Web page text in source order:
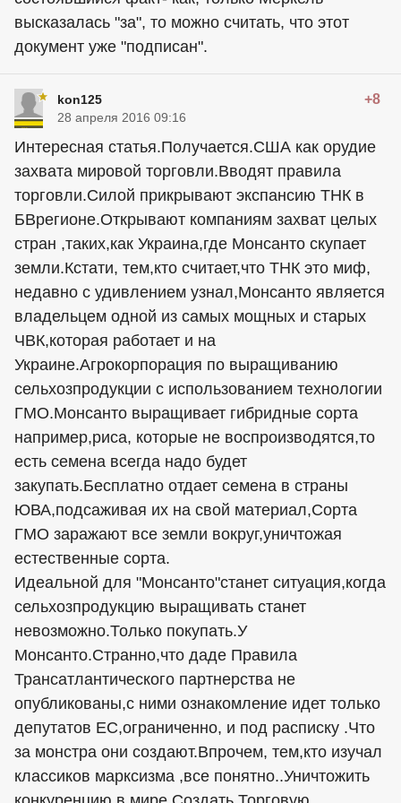
высказалась "за", то можно считать, что этот
документ уже "подписан".
kon125 +8
28 апреля 2016 09:16
Интересная статья.Получается.США как орудие
захвата мировой торговли.Вводят правила
торговли.Силой прикрывают экспансию ТНК в
БВрегионе.Открывают компаниям захват целых
стран ,таких,как Украина,где Монсанто скупает
земли.Кстати, тем,кто считает,что ТНК это миф,
недавно с удивлением узнал,Монсанто является
владельцем одной из самых мощных и старых
ЧВК,которая работает и на
Украине.Агрокорпорация по выращиванию
сельхозпродукции с использованием технологии
ГМО.Монсанто выращивает гибридные сорта
например,риса, которые не воспроизводятся,то
есть семена всегда надо будет
закупать.Бесплатно отдает семена в страны
ЮВА,подсаживая их на свой материал,Сорта
ГМО заражают все земли вокруг,уничтожая
естественные сорта.
Идеальной для "Монсанто"станет ситуация,когда
сельхозпродукцию выращивать станет
невозможно.Только покупать.У
Монсанто.Странно,что даде Правила
Трансатлантического партнерства не
опубликованы,с ними ознакомление идет только
депутатов ЕС,ограниченно, и под расписку .Что
за монстра они создают.Впрочем, тем,кто изучал
классиков марксизма ,все понятно..Уничтожить